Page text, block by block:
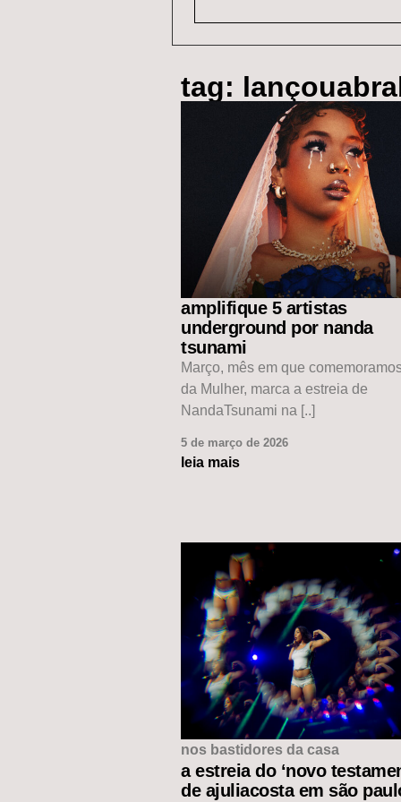
tag:
amplifique 5 artistas
underground por nanda
tsunami
Março, mês em que
da Mulher, marca a estreia de
NandaTsunami na [..]
5 de março de 2026
leia mais
nos bastidores da casa
a estreia do ‘novo
de ajuliacosta em são